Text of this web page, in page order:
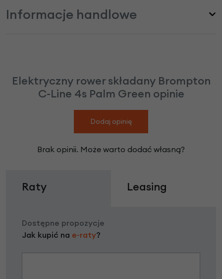
Informacje handlowe
Elektryczny rower składany Brompton
C-Line 4s Palm Green opinie
Dodaj opinię
Brak opinii. Może warto dodać własną?
Raty Leasing
Dostępne propozycje
Jak kupić na e-raty?